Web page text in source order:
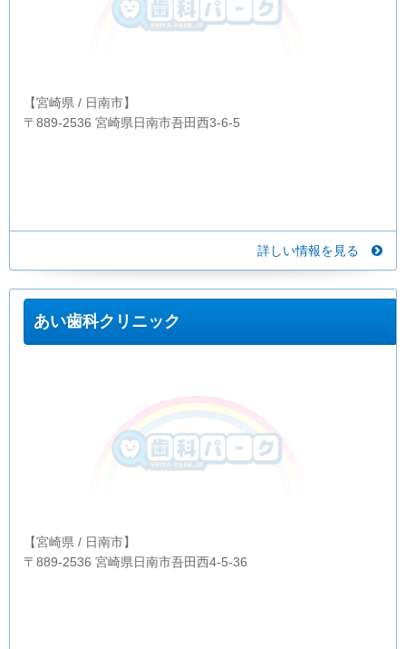
【宮崎県 / 日南市】
〒889-2536 宮崎県日南市吾田西3-6-5
詳しい情報を見る
あい歯科クリニック
【宮崎県 / 日南市】
〒889-2536 宮崎県日南市吾田西4-5-36